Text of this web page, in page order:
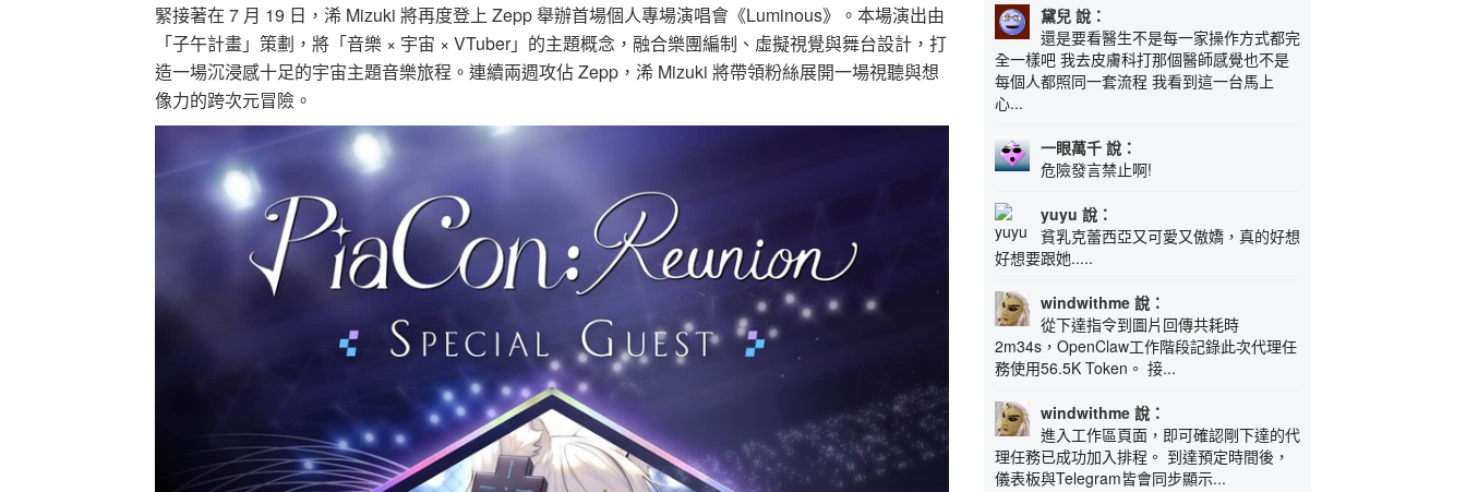
緊接著在 7 月 19 日，浠 Mizuki 將再度登上 Zepp 舉辦首場個人專場演唱會《Luminous》。本場演出由
「子午計畫」策劃，將「音樂 × 宇宙 × VTuber」的主題概念，融合樂團編制、虛擬視覺與舞台設計，打
造一場沉浸感十足的宇宙主題音樂旅程。連續兩週攻佔 Zepp，浠 Mizuki 將帶領粉絲展開一場視聽與想
像力的跨次元冒險。
黛兒 說：
還是要看醫生不是每一家操作方式都完
全一樣吧 我去皮膚科打那個醫師感覺也不是
每個人都照同一套流程 我看到這一台馬上
心...
一眼萬千 說：
危險發言禁止啊!
yuyu 說：
貧乳克蕾西亞又可愛又傲嬌，真的好想
好想要跟她.....
windwithme 說：
從下達指令到圖片回傳共耗時
2m34s，OpenClaw工作階段記錄此次代理任
務使用56.5K Token。 接...
windwithme 說：
進入工作區頁面，即可確認剛下達的代
理任務已成功加入排程。 到達預定時間後，
儀表板與Telegram皆會同步顯示...